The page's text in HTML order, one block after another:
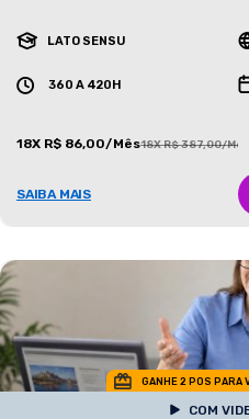
LATO SENSU
360 A 420H
18X R$ 86,00/Mês18X R$ 387,00/Mês
SAIBA MAIS
GANHE 2 POS PARA
COM